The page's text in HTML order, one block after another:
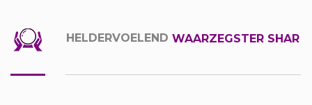
HELDERVOELEND WAARZEGSTER SHAR